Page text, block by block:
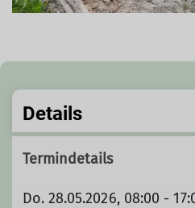
Details
Termindetails
Do. 28.05.2026, 08:00 -